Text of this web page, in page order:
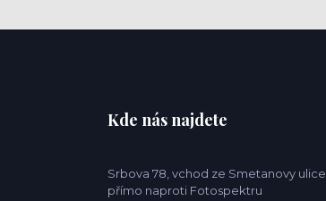
Kde nás najdete
Srbova 78, vchod ze Smetanovy ulice
přímo naproti Fotospektru